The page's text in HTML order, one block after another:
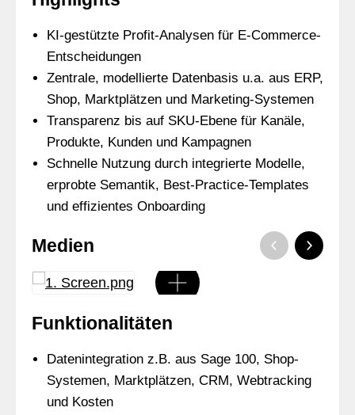
KI-gestützte Profit-Analysen für E-Commerce-
Entscheidungen
Zentrale, modellierte Datenbasis u.a. aus ERP,
Shop, Marktplätzen und Marketing-Systemen
Transparenz bis auf SKU-Ebene für Kanäle,
Produkte, Kunden und Kampagnen
Schnelle Nutzung durch integrierte Modelle,
erprobte Semantik, Best-Practice-Templates
und effizientes Onboarding
Medien
Funktionalitäten
Datenintegration z.B. aus Sage 100, Shop-
Systemen, Marktplätzen, CRM, Webtracking
und Kosten